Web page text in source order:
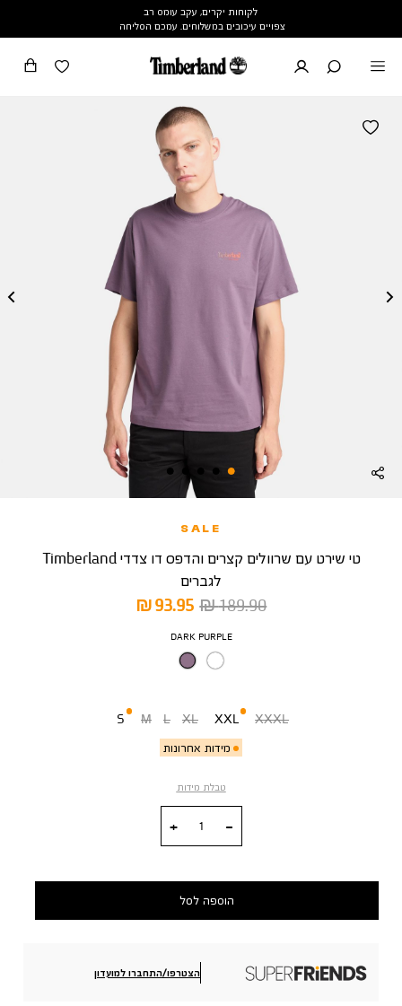
לקוחות יקרים, עקב עומס רב
צפויים עיכובים במשלוחים. עמכם הסליחה
SALE
טי שירט עם שרוולים קצרים והדפס דו צדדי Timberland
לגברים
מחיר
מוצר
93.95 ₪
מחיר
189.90 ₪
צבע
DARK PURPLE
S
מידות אחרונות
M L XL XXL XXXL
טבלת מידות
הוספה לסל
הצטרפו/התחברו למועדון